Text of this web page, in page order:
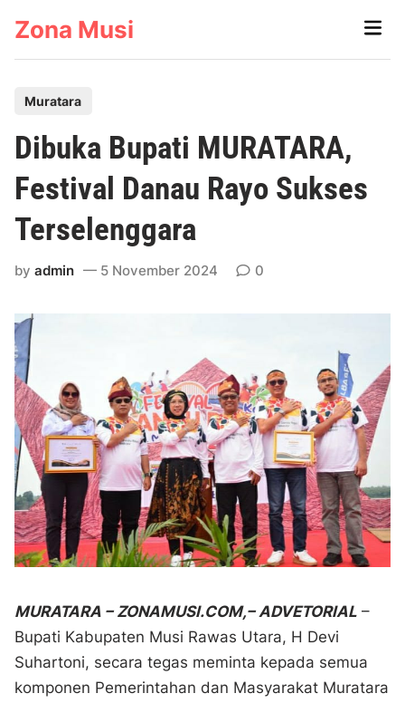
Zona Musi
Main
s
t
e
d
n
Muratara
Dibuka Bupati MURATARA,
Festival Danau Rayo Sukses
Terselenggara
byadmin 5 November 2024 0
MURATARA – ZONAMUSI.COM,– ADVETORIAL –
Bupati Kabupaten Musi Rawas Utara, H Devi
Suhartoni, secara tegas meminta kepada semua
komponen Pemerintahan dan Masyarakat Muratara